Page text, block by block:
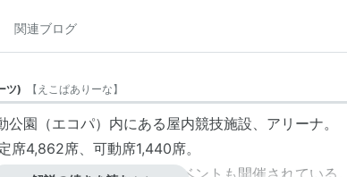
関連ブログ
ツ) 【 えこぱありーな】
園（エコパ）内にある屋内競技施設、アリーナ。
席4,862席、可動席1,440席。
サートや展示会などのイベントも開催されている。